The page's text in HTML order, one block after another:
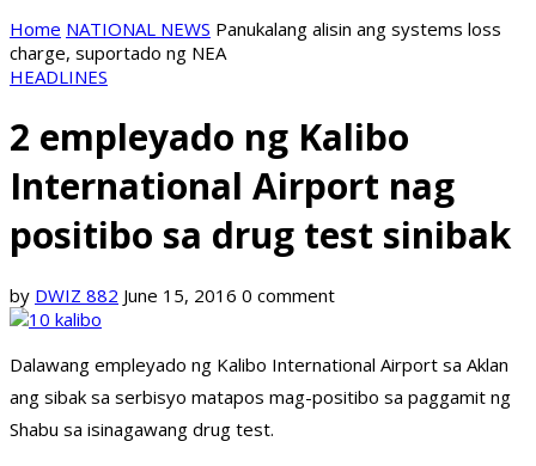
Home NATIONAL NEWS Panukalang alisin ang systems loss
charge, suportado ng NEA
HEADLINES
2 empleyado ng Kalibo
International Airport nag
positibo sa drug test sinibak
by DWIZ 882 June 15, 2016 0 comment
Dalawang empleyado ng Kalibo International Airport sa Aklan
ang sibak sa serbisyo matapos mag-positibo sa paggamit ng
Shabu sa isinagawang drug test.